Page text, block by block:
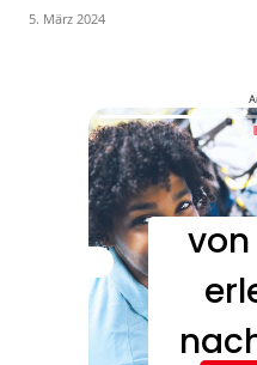
5. März 2024